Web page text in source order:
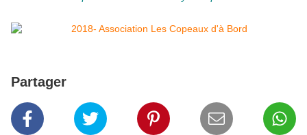
Partager